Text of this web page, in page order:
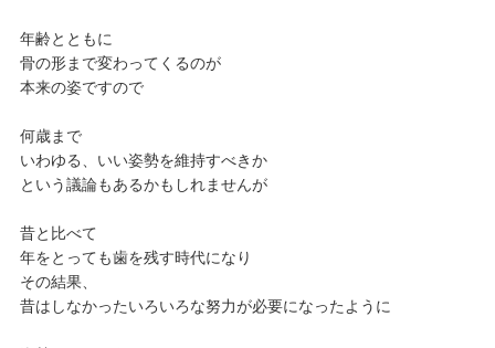
年齢とともに
骨の形まで変わってくるのが
本来の姿ですので
何歳まで
いわゆる、いい姿勢を維持すべきか
という議論もあるかもしれませんが
昔と比べて
年をとっても歯を残す時代になり
その結果、
昔はしなかったいろいろな努力が必要になったように